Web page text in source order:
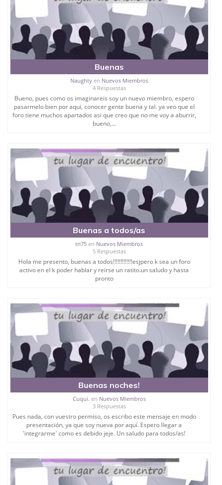
Buenas
Naughtyen Nuevos Miembros
4 Respuestas
Bueno, pues como os imaginareis soy un nuevo miembro, espero
pasarmelo bien por aqui, conocer gente buena y tal. ya veo que el
foro tiene muchos apartados asi que creo que no me voy a aburrir,
bueno,...
Buenas a todos/as
tri75 en Nuevos Miembros
5 Respuestas
Hola me presento, buenas a todos!!!!!!!!!!!!!esjpero k sea un foro
activo en el k poder hablar y reirse un ratito.un saludo y hasta
pronto
Buenas noches!
Cuqui. en Nuevos Miembros
3 Respuestas
Pues nada, con vuestro permiso, os escribo este mensaje en modo
presentación, ya que soy nueva por aquí. Espero llegar a
'integrarme' como es debido jeje. Un saludo para todos/as!